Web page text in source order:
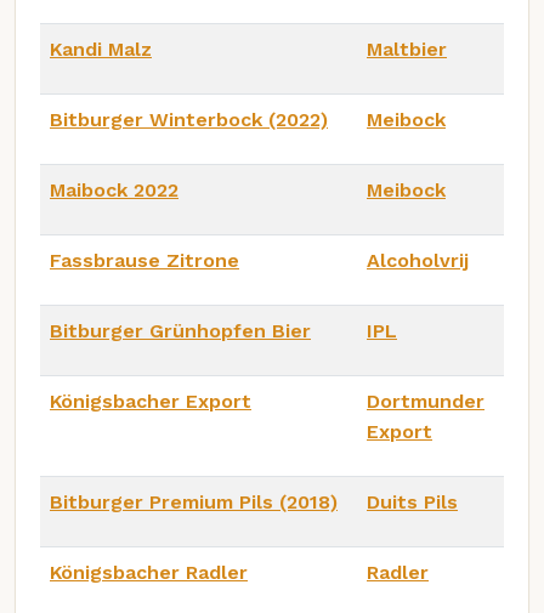
Kandi Malz Maltbier
Bitburger Winterbock (2022) Meibock
Maibock 2022 Meibock
Fassbrause Zitrone Alcoholvrij
Bitburger Grünhopfen Bier IPL
Königsbacher Export
Dortmunder
Export
Bitburger Premium Pils (2018) Duits Pils
Königsbacher Radler Radler